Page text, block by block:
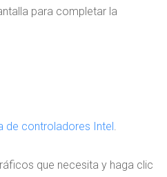
para completar la
de controladores Intel .
que necesita y haga clic